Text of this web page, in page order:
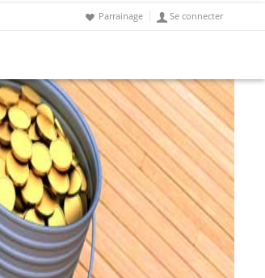
Parrainage Se connecter